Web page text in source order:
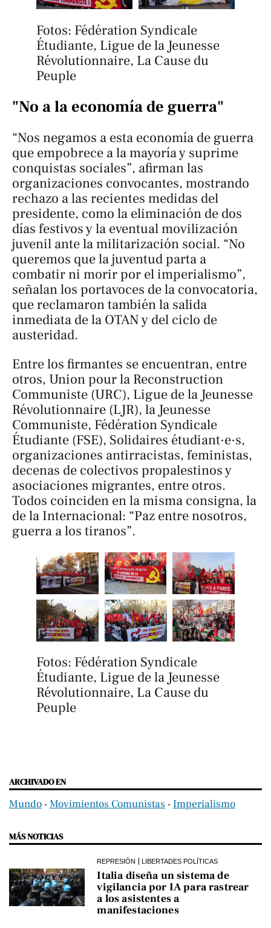
Fotos: Fédération Syndicale
Étudiante, Ligue de la Jeunesse
Révolutionnaire, La Cause du
Peuple
"No a la economía de guerra"
“Nos negamos a esta economía de guerra
que empobrece a la mayoría y suprime
conquistas sociales”, afirman las
organizaciones convocantes, mostrando
rechazo a las recientes medidas del
presidente, como la eliminación de dos
días festivos y la eventual movilización
juvenil ante la militarización social. “No
queremos que la juventud parta a
combatir ni morir por el imperialismo”,
señalan los portavoces de la convocatoria,
que reclamaron también la salida
inmediata de la OTAN y del ciclo de
austeridad.
Entre los firmantes se encuentran, entre
otros, Union pour la Reconstruction
Communiste (URC), Ligue de la Jeunesse
Révolutionnaire (LJR), la Jeunesse
Communiste, Fédération Syndicale
Étudiante (FSE), Solidaires étudiant·e·s,
organizaciones antirracistas, feministas,
decenas de colectivos propalestinos y
asociaciones migrantes, entre otros.
Todos coinciden en la misma consigna, la
de la Internacional: “Paz entre nosotros,
guerra a los tiranos”.
Fotos: Fédération Syndicale
Étudiante, Ligue de la Jeunesse
Révolutionnaire, La Cause du
Peuple
ARCHIVADO EN
Mundo ‧ Movimientos Comunistas ‧ Imperialismo
MÁS NOTICIAS
REPRESIÓN LIBERTADES POLÍTICAS
Italia diseña un sistema de
vigilancia por IA para rastrear
a los asistentes a
manifestaciones